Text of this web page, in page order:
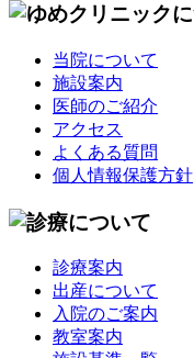
当院について
施設案内
医師のご紹介
アクセス
よくある質問
個人情報保護方針
診療案内
出産について
入院のご案内
教室案内